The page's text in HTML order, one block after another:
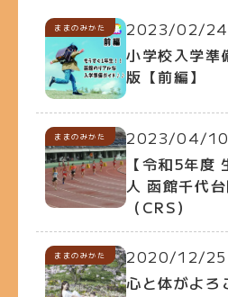
ままのみかた
2023/02/24
小学校入学
版【前編】
ままのみかた
2023/04/10
【令和5年度
人 函館千代
（CRS）
ままのみかた
2020/12/25
心と体がよろ